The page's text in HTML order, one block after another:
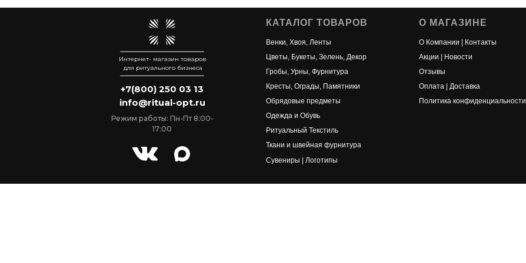
КАТАЛОГ ТОВАРОВ О МАГАЗИНЕ
Режим работы: Пн-Пт 8:00-
17:00
Венки, Хвоя, Ленты
Цветы, Букеты, Зелень, Декор
Гробы, Урны, Фурнитура
Кресты, Ограды, Памятники
Обрядовые предметы
Одежда и Обувь
Ритуальный Текстиль
Ткани и швейная фурнитура
Сувениры | Логотипы
О Компании | Контакты
Политика конфиденциальности
Акции | Новости
Отзывы
Оплата | Доставка
Интернет- магазин товаров
для ритуального бизнеса
+7(800) 250 03 13
info@ritual-opt.ru